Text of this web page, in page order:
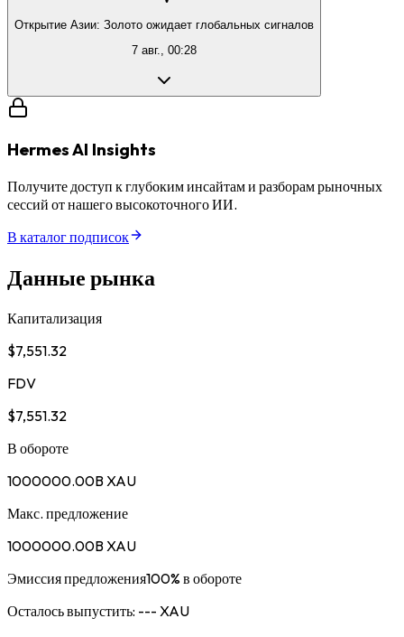
Открытие Азии: Золото ожидает глобальных сигналов
7 авг., 00:28
Hermes AI Insights
Получите доступ к глубоким инсайтам и разборам рыночных
сессий от нашего высокоточного ИИ.
В каталог подписок
Данные рынка
Капитализация
$7,551.32
FDV
$7,551.32
В обороте
1000000.00B XAU
Макс. предложение
1000000.00B XAU
Эмиссия предложения100% в обороте
Осталось выпустить: --- XAU